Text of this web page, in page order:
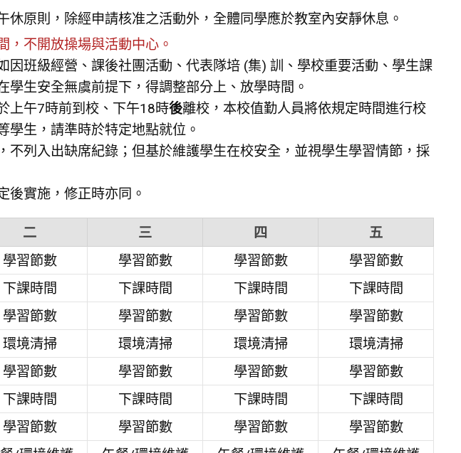
原則，除經申請核准之活動外，全體同學應於教室內安靜休息。
，不開放操場與活動中心。
因班級經營、課後社團活動、代表隊培 (集) 訓、學校重要活動、學生課
學生安全無虞前提下，得調整部分上、放學時間。
上午7時前到校、下午18時後離校，本校值勤人員將依規定時間進行校
學生，請準時於特定地點就位。
不列入出缺席紀錄；但基於維護學生在校安全，並視學生學習情節，採
後實施，修正時亦同。
二 三 四
五
學習節數 學習節數 學習節數
學習節數
下課時間 下課時間 下課時間
下課時間
學習節數 學習節數 學習節數
學習節數
環境清掃 環境清掃 環境清掃
環境清掃
學習節數 學習節數 學習節數
學習節數
下課時間 下課時間 下課時間
下課時間
學習節數 學習節數 學習節數
學習節數